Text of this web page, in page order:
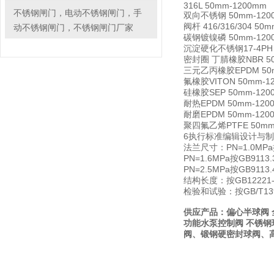
不锈钢闸门，电动不锈钢闸门，手
动不锈钢闸门，不锈钢闸门厂家
316L 50mm-1200mm
双向不锈钢 50mm-
阀杆 416/316/304
碳钢镀镍磷 50mm-
沉淀硬化不锈钢17-
密封圈 丁腈橡胶NBR
三元乙丙橡胶EPDM
氟橡胶VITON 50mm-
硅橡胶SEP 50mm-
耐热EPDM 50mm-
耐磨EPDM 50mm-
聚四氟乙烯PTFE
6执行标准编辑设计与
法兰尺寸：
PN=1.6MPa按
PN=2.5MPa按
结构长度：按
检验和试验：按GB/
供应产品：偏心半球阀
功能水泵控制阀 不锈
阀、锻钢硬密封球阀、